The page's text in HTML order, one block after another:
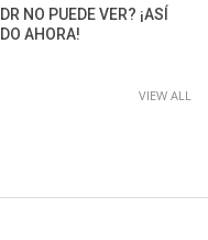
NO PUEDE VER? ¡ASÍ
AHORA!
VIEW ALL